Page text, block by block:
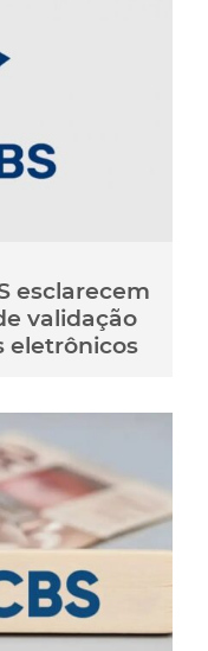
esclarecem
validação
eletrônicos